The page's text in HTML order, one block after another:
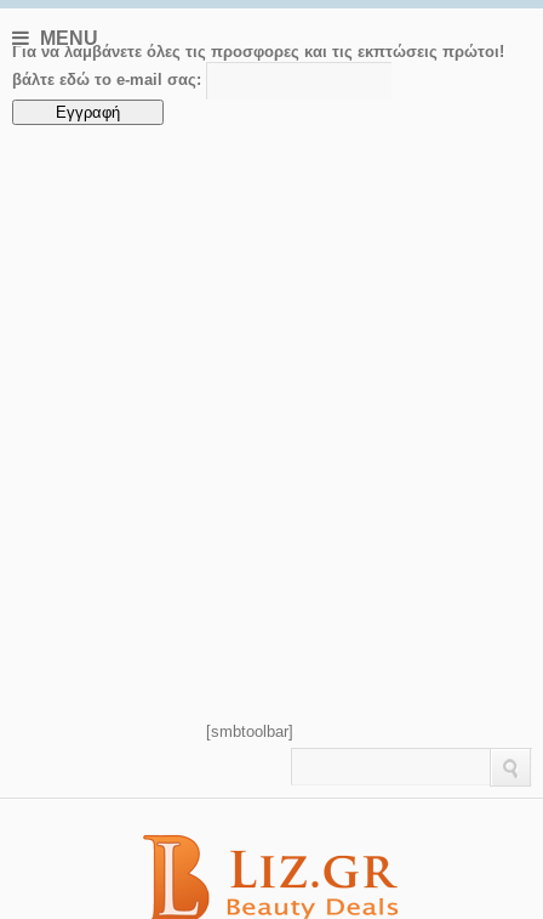
MENU
Για να λαμβάνετε όλες τις προσφορες και τις εκπτώσεις πρώτοι!
βάλτε εδώ το e-mail σας:
[smbtoolbar]